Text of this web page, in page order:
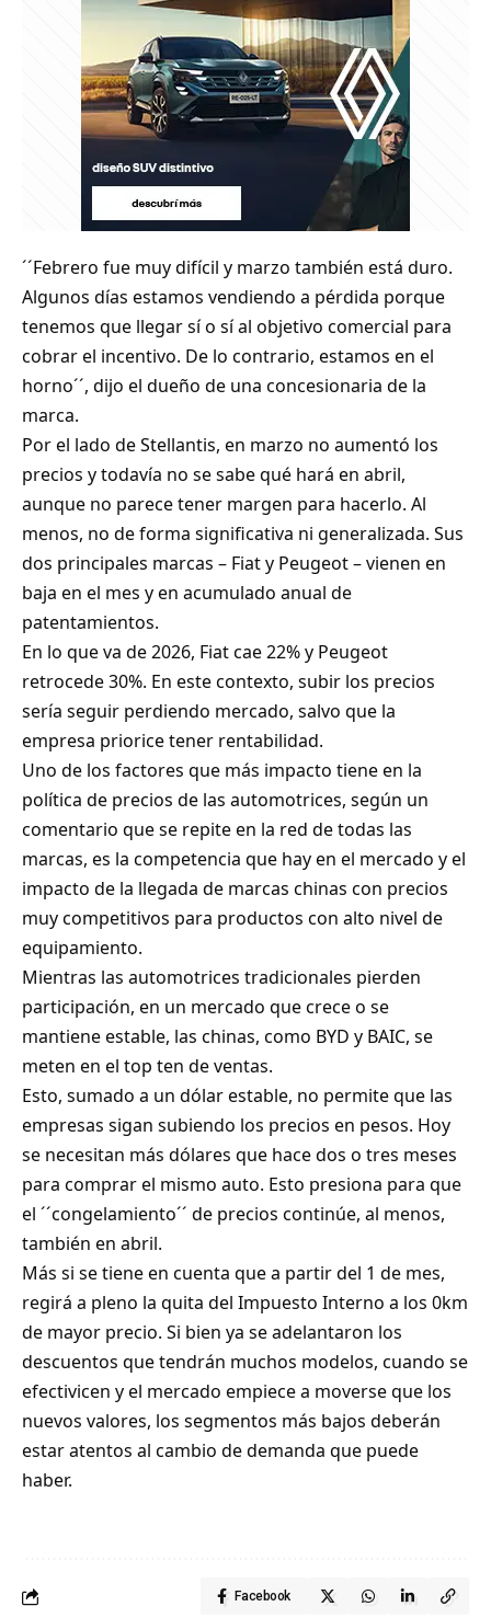
´´Febrero fue muy difícil y marzo también está duro.
Algunos días estamos vendiendo a pérdida porque
tenemos que llegar sí o sí al objetivo comercial para
cobrar el incentivo. De lo contrario, estamos en el
horno´´, dijo el dueño de una concesionaria de la
marca.
Por el lado de Stellantis, en marzo no aumentó los
precios y todavía no se sabe qué hará en abril,
aunque no parece tener margen para hacerlo. Al
menos, no de forma significativa ni generalizada. Sus
dos principales marcas – Fiat y Peugeot – vienen en
baja en el mes y en acumulado anual de
patentamientos.
En lo que va de 2026, Fiat cae 22% y Peugeot
retrocede 30%. En este contexto, subir los precios
sería seguir perdiendo mercado, salvo que la
empresa priorice tener rentabilidad.
Uno de los factores que más impacto tiene en la
política de precios de las automotrices, según un
comentario que se repite en la red de todas las
marcas, es la competencia que hay en el mercado y el
impacto de la llegada de marcas chinas con precios
muy competitivos para productos con alto nivel de
equipamiento.
Mientras las automotrices tradicionales pierden
participación, en un mercado que crece o se
mantiene estable, las chinas, como BYD y BAIC, se
meten en el top ten de ventas.
Esto, sumado a un dólar estable, no permite que las
empresas sigan subiendo los precios en pesos. Hoy
se necesitan más dólares que hace dos o tres meses
para comprar el mismo auto. Esto presiona para que
el ´´congelamiento´´ de precios continúe, al menos,
también en abril.
Más si se tiene en cuenta que a partir del 1 de mes,
regirá a pleno la quita del Impuesto Interno a los 0km
de mayor precio. Si bien ya se adelantaron los
descuentos que tendrán muchos modelos, cuando se
efectivicen y el mercado empiece a moverse que los
nuevos valores, los segmentos más bajos deberán
estar atentos al cambio de demanda que puede
haber.
Facebook